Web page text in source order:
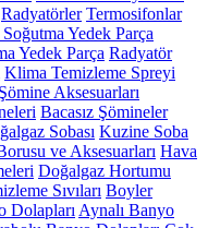
Radyatörler Termosifonlar
Soğutma Yedek Parça
Yedek Parça Radyatör
Klima Temizleme Spreyi
Şömine Aksesuarları
Bacasız Şömineler
Sobası Kuzine Soba
ve Aksesuarları Hava
Doğalgaz Hortumu
Sıvıları Boyler
Dolapları Aynalı Banyo